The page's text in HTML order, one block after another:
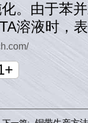
。由于苯
溶液时，